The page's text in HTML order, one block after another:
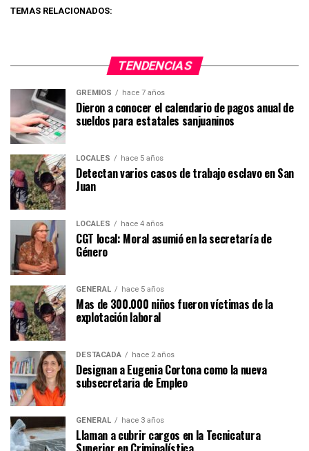
TEMAS RELACIONADOS:
TENDENCIAS
GREMIOS hace 7 años
Dieron a conocer el calendario de pagos anual de
sueldos para estatales sanjuaninos
LOCALES hace 5 años
Detectan varios casos de trabajo esclavo en San
Juan
LOCALES hace 4 años
CGT local: Moral asumió en la secretaría de
Género
GENERAL hace 5 años
Mas de 300.000 niños fueron víctimas de la
explotación laboral
DESTACADA hace 2 años
Designan a Eugenia Cortona como la nueva
subsecretaria de Empleo
GENERAL hace 3 años
Llaman a cubrir cargos en la Tecnicatura